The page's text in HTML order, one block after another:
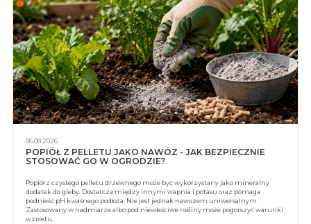
06.08.2026
POPIÓŁ Z PELLETU JAKO NAWÓZ - JAK BEZPIECZNIE
STOSOWAĆ GO W OGRODZIE?
Popiół z czystego pelletu drzewnego może być wykorzystany jako mineralny
dodatek do gleby. Dostarcza między innymi wapnia i potasu oraz pomaga
podnieść pH kwaśnego podłoża. Nie jest jednak nawozem uniwersalnym.
Zastosowany w nadmiarze albo pod niewłaściwe rośliny może pogorszyć warunki
wzrostu.